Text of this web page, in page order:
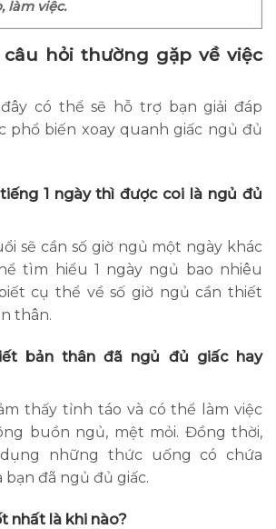
làm việc.
câu hỏi thường gặp về việc
có thể sẽ hỗ trợ bạn giải đáp
phổ biến xoay quanh giấc ngủ đủ
1 ngày thì được coi là ngủ đủ
sẽ cần số giờ ngủ một ngày khác
tìm hiểu 1 ngày ngủ bao nhiêu
cụ thể về số giờ ngủ cần thiết
thân.
bản thân đã ngủ đủ giấc hay
thấy tỉnh táo và có thể làm việc
buồn ngủ, mệt mỏi. Đồng thời,
những thức uống có chứa
đã ngủ đủ giấc.
nhất là khi nào?